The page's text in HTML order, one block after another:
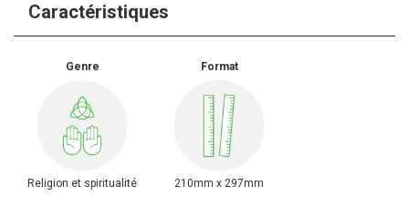
Caractéristiques
Genre
Religion et spiritualité
Format
210mm x 297mm